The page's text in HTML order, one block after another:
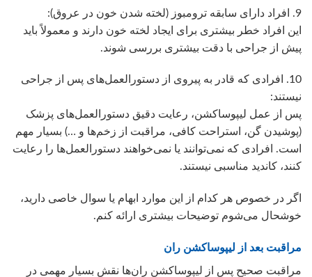
9. افراد دارای سابقه ترومبوز (لخته شدن خون در عروق):
این افراد خطر بیشتری برای ایجاد لخته خون دارند و معمولاً باید
پیش از جراحی با دقت بیشتری بررسی شوند.
10. افرادی که قادر به پیروی از دستورالعمل‌های پس از جراحی
نیستند:
پس از عمل لیپوساکشن، رعایت دقیق دستورالعمل‌های پزشک
(پوشیدن گن، استراحت کافی، مراقبت از زخم‌ها و …) بسیار مهم
است. افرادی که نمی‌توانند یا نمی‌خواهند دستورالعمل‌ها را رعایت
کنند، کاندید مناسبی نیستند.
اگر در خصوص هر کدام از این موارد ابهام یا سوال خاصی دارید،
خوشحال می‌شوم توضیحات بیشتری ارائه کنم.
مراقبت بعد از لیپوساکشن ران
مراقبت صحیح پس از لیپوساکشن ران‌ها نقش بسیار مهمی در